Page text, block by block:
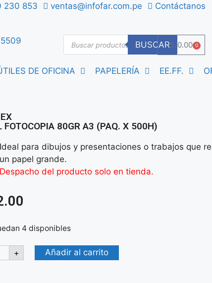
230 853 ventas@infofar.com.pe
Contáctanos
BUSCARS/0.00 0
DE OFICINA PAPELERÍA EE.FF.
FOTOCOPIA 80GR A3 (PAQ. X 500H)
Ideal para dibujos y presentaciones o trabajos que
un papel grande.
Despacho del producto solo en tienda.
4 disponibles
+ Añadir al carrito